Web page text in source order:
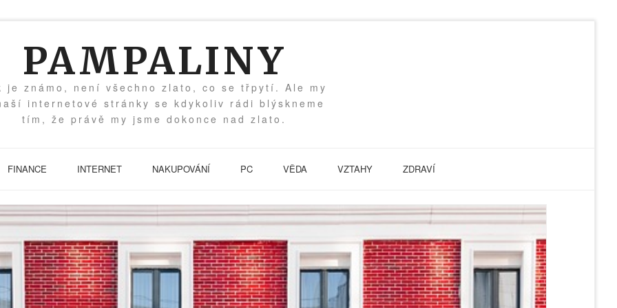
PAMPALINY
je známo, není všechno zlato, co se třpytí. Ale my
internetové stránky se kdykoliv rádi blýskneme
tím, že právě my jsme dokonce nad zlato.
FINANCE INTERNET NAKUPOVÁNÍ PC VĚDA VZTAHY ZDRAVÍ